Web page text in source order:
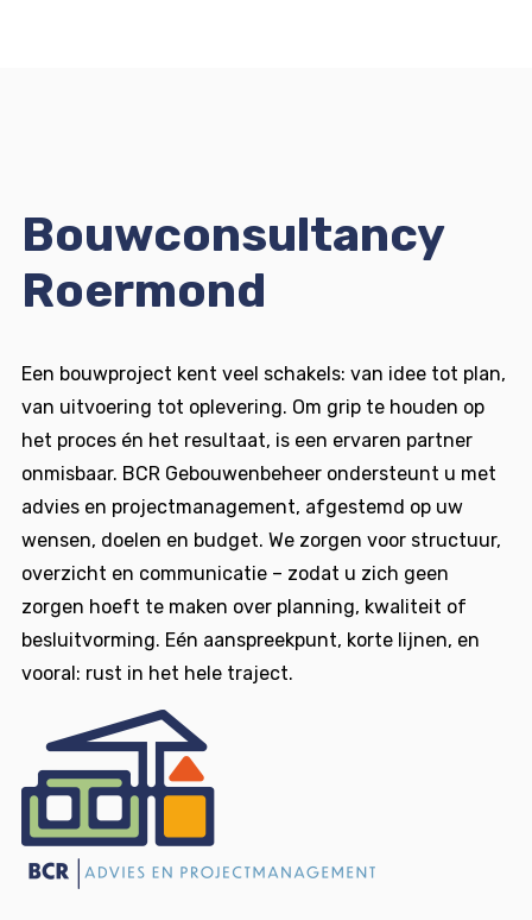
Bouwconsultancy
Roermond
Een bouwproject kent veel schakels: van idee tot plan,
van uitvoering tot oplevering. Om grip te houden op
het proces én het resultaat, is een ervaren partner
onmisbaar. BCR Gebouwenbeheer ondersteunt u met
advies en projectmanagement, afgestemd op uw
wensen, doelen en budget. We zorgen voor structuur,
overzicht en communicatie – zodat u zich geen
zorgen hoeft te maken over planning, kwaliteit of
besluitvorming. Eén aanspreekpunt, korte lijnen, en
vooral: rust in het hele traject.